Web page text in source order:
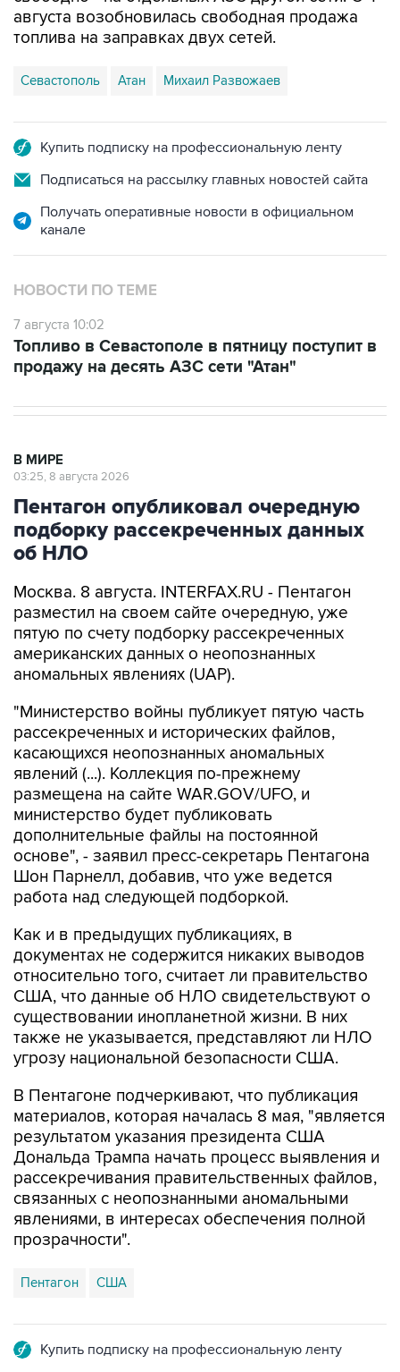
августа возобновилась свободная продажа
топлива на заправках двух сетей.
Севастополь Атан Михаил Развожаев
Купить подписку на профессиональную ленту
Подписаться на рассылку главных новостей сайта
Получать оперативные новости в официальном
канале
НОВОСТИ ПО ТЕМЕ
7 августа 10:02
Топливо в Севастополе в пятницу поступит в
продажу на десять АЗС сети "Атан"
В МИРЕ
03:25, 8 августа 2026
Пентагон опубликовал очередную
подборку рассекреченных данных
об НЛО
Москва. 8 августа. INTERFAX.RU - Пентагон
разместил на своем сайте очередную, уже
пятую по счету подборку рассекреченных
американских данных о неопознанных
аномальных явлениях (UAP).
"Министерство войны публикует пятую часть
рассекреченных и исторических файлов,
касающихся неопознанных аномальных
явлений (...). Коллекция по-прежнему
размещена на сайте WAR.GOV/UFO, и
министерство будет публиковать
дополнительные файлы на постоянной
основе", - заявил пресс-секретарь Пентагона
Шон Парнелл, добавив, что уже ведется
работа над следующей подборкой.
Как и в предыдущих публикациях, в
документах не содержится никаких выводов
относительно того, считает ли правительство
США, что данные об НЛО свидетельствуют о
существовании инопланетной жизни. В них
также не указывается, представляют ли НЛО
угрозу национальной безопасности США.
В Пентагоне подчеркивают, что публикация
материалов, которая началась 8 мая, "является
результатом указания президента США
Дональда Трампа начать процесс выявления и
рассекречивания правительственных файлов,
связанных с неопознанными аномальными
явлениями, в интересах обеспечения полной
прозрачности".
Пентагон США
Купить подписку на профессиональную ленту